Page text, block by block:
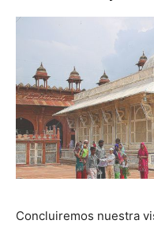
Concluiremos nuestra